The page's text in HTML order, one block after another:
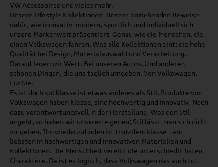
VW Accessoires und vieles mehr.
Unsere Lifestyle Kollektionen. Unsere anziehenden Beweise
dafür, wie innovativ, modern, sportlich und individuell sich
unsere Markenwelt präsentiert. Genau wie die Menschen, die
einen Volkswagen fahren. Was alle Kollektionen eint: die hohe
Qualität bei Design, Materialauswahl und Verarbeitung.
Darauf legen wir Wert. Bei unseren Autos. Und anderen
schönen Dingen, die uns täglich umgeben. Von Volkswagen.
Für Sie.
Es ist doch so: Klasse ist etwas anderes als Stil. Produkte von
Volkswagen haben Klasse, sind hochwertig und innovativ. Noch
dazu verantwortungsvoll in der Herstellung. Was den Stil
angeht, so haben wir unseren eigenen; Stil lässt man sich nicht
vorgeben. Ihn wiederzufinden ist trotzdem klasse - am
liebsten in hochwertigen und innovativen Materialien und
Kollektionen. Die Menschheit vereint die unterschiedlichsten
Charaktere. Da ist es logisch, dass Volkswagen das auch tut.